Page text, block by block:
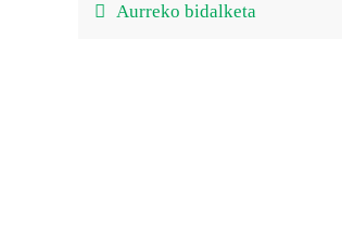
Aurreko bidalketa